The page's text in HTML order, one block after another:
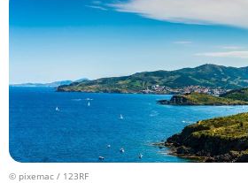
© pixemac / 123RF